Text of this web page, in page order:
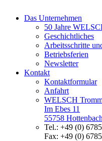
Das Unternehmen
50 Jahre
Geschichtliches
Arbeitsschritte
Betriebsferien
Newsletter
Kontakt
Kontaktformular
Anfahrt
WELSCH
Im Ebes 11
55758 Hottenbach
Tel.: +49 (0)
Fax: +49 (0)